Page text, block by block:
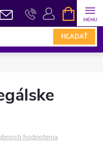
HĽADAŤ
KOŠÍK
hodnotenia